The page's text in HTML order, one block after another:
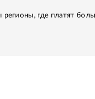
регионы, где платят